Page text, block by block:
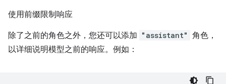
使用前缀限制响应
除了之前的角色之外，您还可以添加 "assistant" 角色，
以详细说明模型之前的响应。例如：